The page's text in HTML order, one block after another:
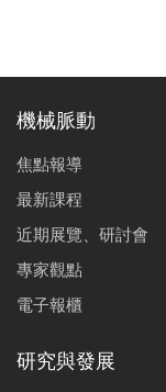
機械脈動
焦點報導
最新課程
近期展覽、研討會
專家觀點
電子報櫃
研究與發展